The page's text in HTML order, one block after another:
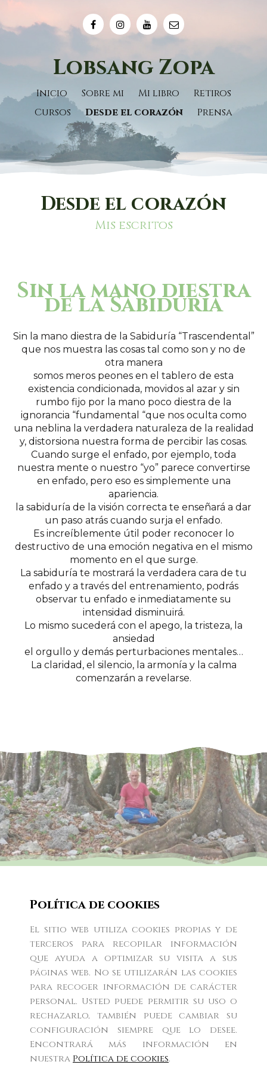
Lobsang Zopa
Inicio Sobre mi Mi libro
Retiros
Cursos
Desde el corazón Prensa
Desde el corazón
Mis escritos
Sin la mano diestra
de la Sabiduría
Sin la mano diestra de la Sabiduría “Trascendental”
que nos muestra las cosas tal como son y no de
otra manera
somos meros peones en el tablero de esta
existencia condicionada, movidos al azar y sin
rumbo fijo por la mano poco diestra de la
ignorancia “fundamental “que nos oculta como
una neblina la verdadera naturaleza de la realidad
y, distorsiona nuestra forma de percibir las cosas.
Cuando surge el enfado, por ejemplo, toda
nuestra mente o nuestro “yo” parece convertirse
en enfado, pero eso es simplemente una
apariencia.
la sabiduría de la visión correcta te enseñará a dar
un paso atrás cuando surja el enfado.
Es increíblemente útil poder reconocer lo
destructivo de una emoción negativa en el mismo
momento en el que surge.
La sabiduría te mostrará la verdadera cara de tu
enfado y a través del entrenamiento, podrás
observar tu enfado e inmediatamente su
intensidad disminuirá.
Lo mismo sucederá con el apego, la tristeza, la
ansiedad
el orgullo y demás perturbaciones mentales…
La claridad, el silencio, la armonía y la calma
comenzarán a revelarse.
Lobsang Zopa
Inicio Sobre mi Eventos
Desde el corazón
La Meditación
Prensa
Política de cookies
Política de cookies
El sitio web utiliza cookies propias y de
terceros para recopilar información
que ayuda a optimizar su visita a sus
páginas web. No se utilizarán las cookies
para recoger información de carácter
personal. Usted puede permitir su uso o
rechazarlo, también puede cambiar su
configuración siempre que lo desee.
Encontrará más información en
nuestra Política de cookies.